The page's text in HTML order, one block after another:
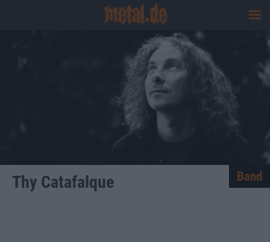
Thy Catafalque Band